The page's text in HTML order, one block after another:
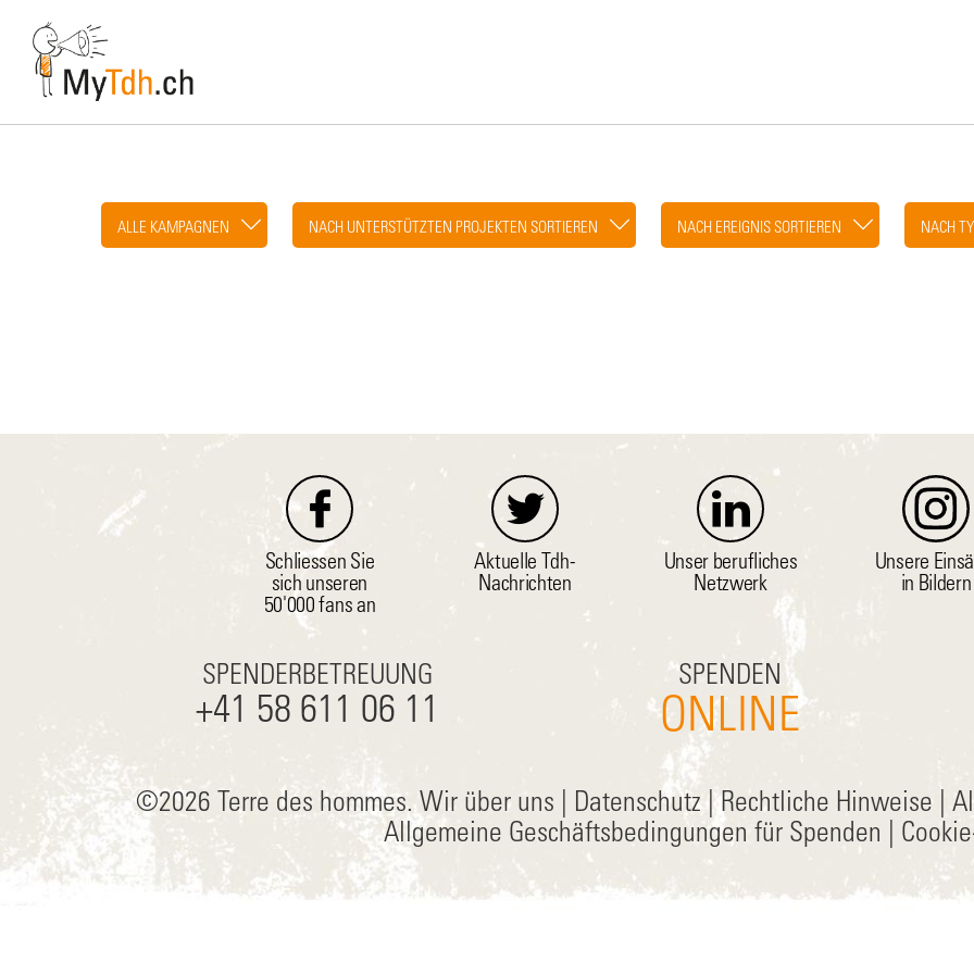
main
ALLE KAMPAGNEN NACH UNTERSTÜTZTEN PROJEKTEN SORTIEREN NACH EREIGNIS SORTIEREN NACH
Schliessen Sie
sich unseren
50'000 fans an
Aktuelle Tdh-
Nachrichten
Unser berufliches
Netzwerk
Unsere
in Bildern
SPENDERBETREUUNG
+41 58 611 06 11
SPENDEN
ONLINE
©2026 Terre des hommes. Wir über uns Datenschutz |Rechtliche Hinweise
Allgemeine Geschäftsbedingungen für Spenden